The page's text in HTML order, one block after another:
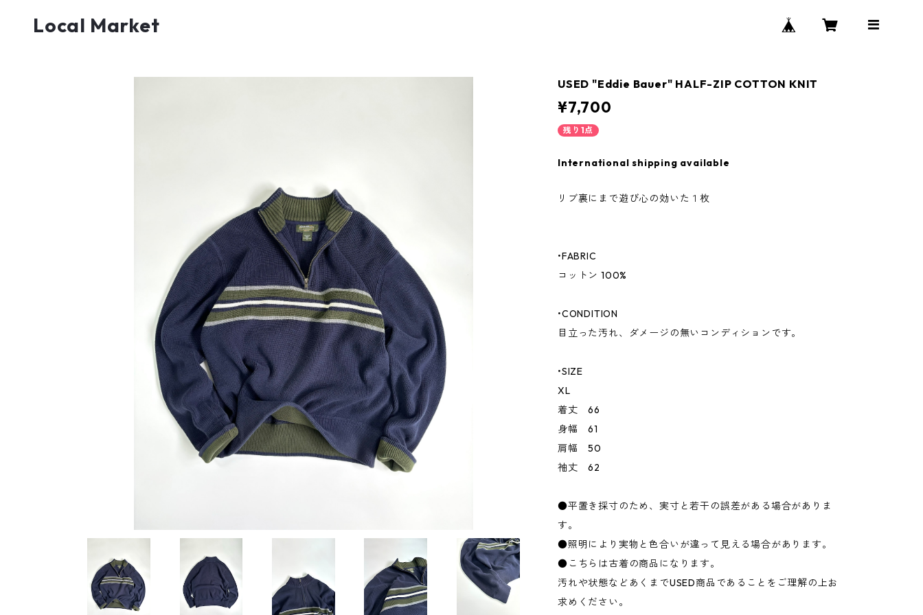
Local Market
USED "Eddie Bauer" HALF-ZIP COTTON KNIT
¥7,700
残り1点
International shipping available
リブ裏にまで遊び心の効いた１枚
•FABRIC
コットン 100%
•CONDITION
目立った汚れ、ダメージの無いコンディションです。
•SIZE
XL
着丈 66
身幅 61
肩幅 50
袖丈 62
●平置き採寸のため、実寸と若干の誤差がある場合がありま
す。
●照明により実物と色合いが違って見える場合があります。
●こちらは古着の商品になります。
汚れや状態などあくまでUSED商品であることをご理解の上お
求めください。